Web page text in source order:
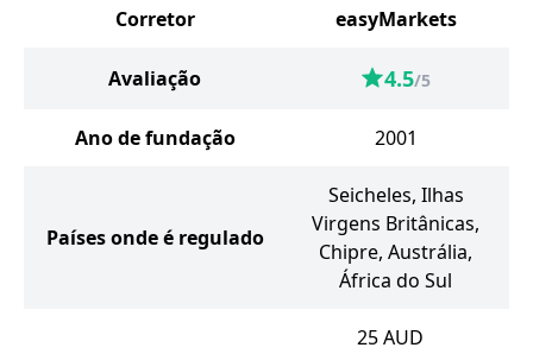
Corretor easyMarkets
Avaliação 4.5/5
Ano de fundação 2001
Países onde é regulado
Seicheles, Ilhas
Virgens Britânicas,
Chipre, Austrália,
África do Sul
25 AUD